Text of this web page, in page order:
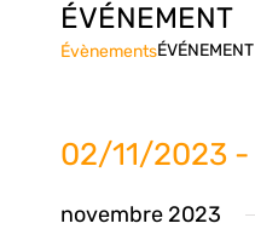
ÉVÉNEMENT
ÉvènementsÉVÉNEMENT
02/11/2023 -
une
novembre 2023